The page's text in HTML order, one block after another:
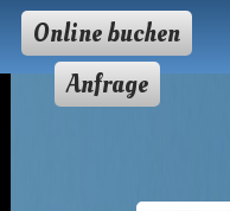
Online buchen
Anfrage